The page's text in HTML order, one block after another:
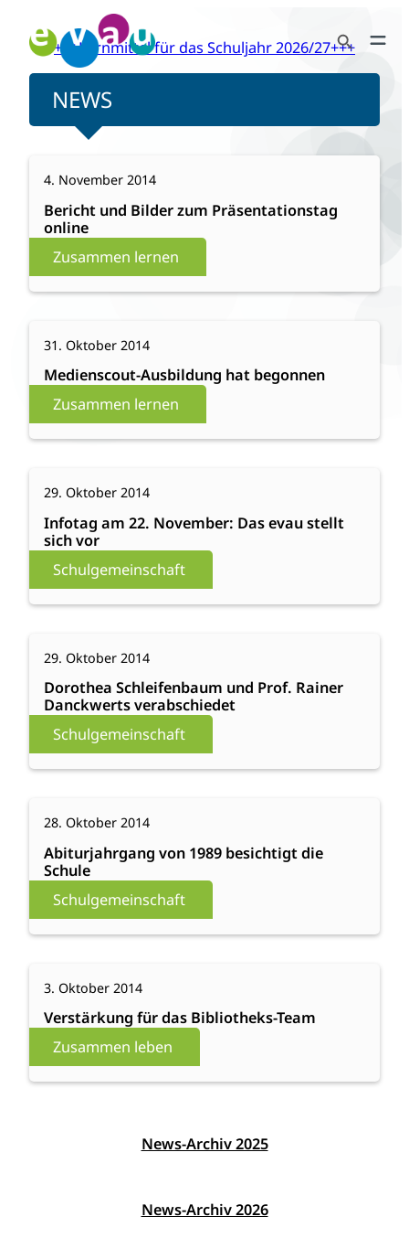
Inhalt
springen
Search
for:
+++Lernmittel für das Schuljahr 2026/27+++
NEWS
Zusammen lernen
4. November 2014
Bericht und Bilder zum Präsentationstag
online
Bericht
und
zum
Präsentationstag
online
Zusammen lernen
31. Oktober 2014
Medienscout-Ausbildung hat begonnen
Medienscout-
Ausbildung
hat
begonnen
Schulgemeinschaft
29. Oktober 2014
Infotag am 22. November: Das evau stellt
sich vor
Infotag
am
November:
Das
evau
sich
Schulgemeinschaft
29. Oktober 2014
Dorothea Schleifenbaum und Prof. Rainer
Danckwerts verabschiedet
Dorothea
Schleifenbaum
und
Prof.
Rainer
Danckwerts
Schulgemeinschaft
28. Oktober 2014
Abiturjahrgang von 1989 besichtigt die
Schule
Abiturjahrgang
von
besichtigt
die
Schule
Zusammen leben
3. Oktober 2014
Verstärkung für das Bibliotheks-Team
Verstärkung
für
das
Bibliotheks-
Team
News-Archiv 2025
News-Archiv 2026